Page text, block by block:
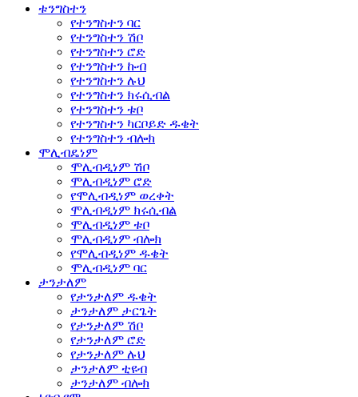
ቱንግስተን
የተንግስተን ባር
የተንግስተን ሽቦ
የተንግስተን ሮድ
የተንግስተን ኩብ
የተንግስተን ሉህ
የተንግስተን ክሩሲብል
የተንግስተን ቱቦ
የተንግስተን ካርቦይድ ዱቄት
የተንግስተን ብሎክ
ሞሊብዴነም
ሞሊብዲነም ሽቦ
ሞሊብዲነም ሮድ
የሞሊብዲነም ወረቀት
ሞሊብዲነም ክሩሲብል
ሞሊብዲነም ቱቦ
ሞሊብዲነም ብሎክ
የሞሊብዲነም ዱቄት
ሞሊብዲነም ባር
ታንታለም
የታንታለም ዱቄት
ታንታለም ታርጌት
የታንታለም ሽቦ
የታንታለም ሮድ
የታንታለም ሉህ
ታንታለም ቲዩብ
ታንታለም ብሎክ